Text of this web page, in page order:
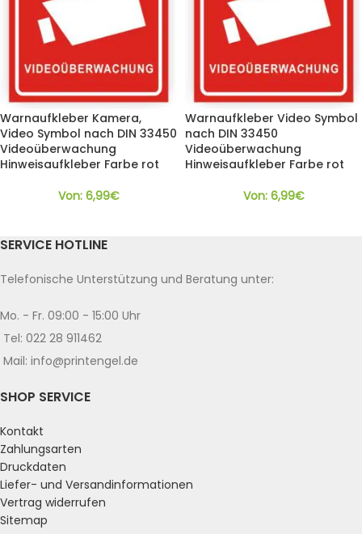
Warnaufkleber Kamera,
Video Symbol nach DIN 33450
Videoüberwachung
Hinweisaufkleber Farbe rot
Von: 6,99€
Warnaufkleber Video Symbol
nach DIN 33450
Videoüberwachung
Hinweisaufkleber Farbe rot
Von: 6,99€
SERVICE HOTLINE
Telefonische Unterstützung und Beratung unter:
Mo. - Fr. 09:00 - 15:00 Uhr
Tel: 022 28 911462
Mail: info@printengel.de
SHOP SERVICE
Kontakt
Zahlungsarten
Druckdaten
Liefer- und Versandinformationen
Vertrag widerrufen
Sitemap